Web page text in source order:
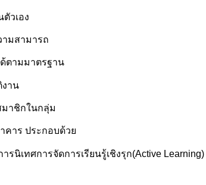
วเอง
ามสามารถ
ตามมาตรฐาน
งาน
มาชิกในกลุ่ม
คาร ประกอบด้วย
นิเทศการจัดการเรียนรู้เชิงรุก(Active